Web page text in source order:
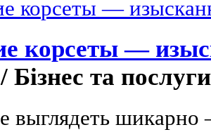
корсеты —
Бізнес та
выглядеть